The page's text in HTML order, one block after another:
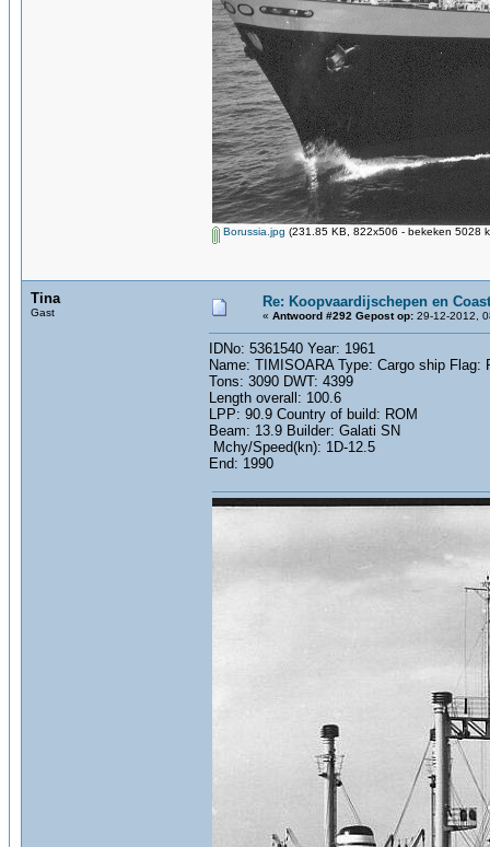
Borussia.jpg (231.85 KB, 822x506 - bekeken 5028
Tina
Gast
Re: Koopvaardijschepen en
« Antwoord #292 Gepost op: 29-12-2012,
IDNo: 5361540 Year: 1961
Name: TIMISOARA Type: Cargo ship Flag:
Tons: 3090 DWT: 4399
Length overall: 100.6
LPP: 90.9 Country of build: ROM
Beam: 13.9 Builder: Galati SN
Mchy/Speed(kn): 1D-12.5
End: 1990